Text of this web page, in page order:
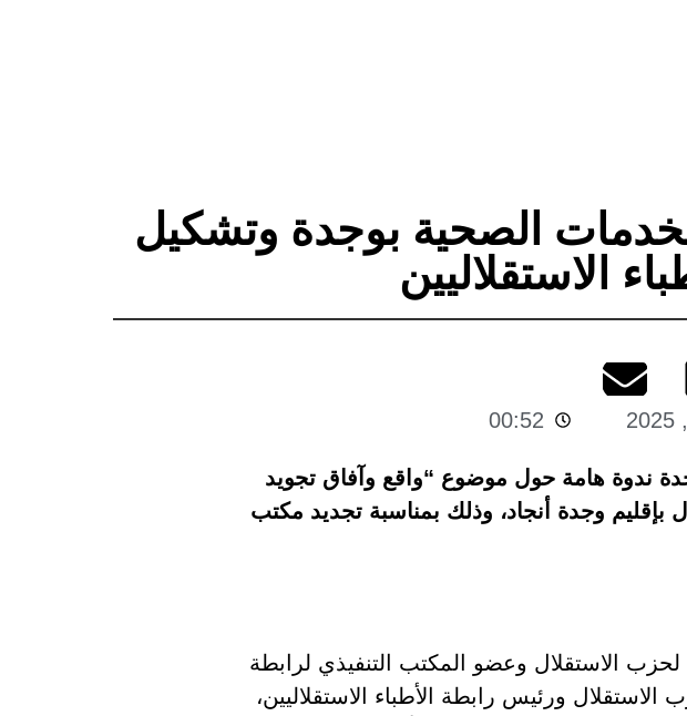
الصحية بوجدة وتشكيل
الاستقلاليين
00:52
ندوة هامة حول موضوع “واقع وآفاق تجويد
وجدة أنجاد، وذلك بمناسبة تجديد مكتب
الاستقلال وعضو المكتب التنفيذي لرابطة
الاستقلال ورئيس رابطة الأطباء الاستقلاليين،